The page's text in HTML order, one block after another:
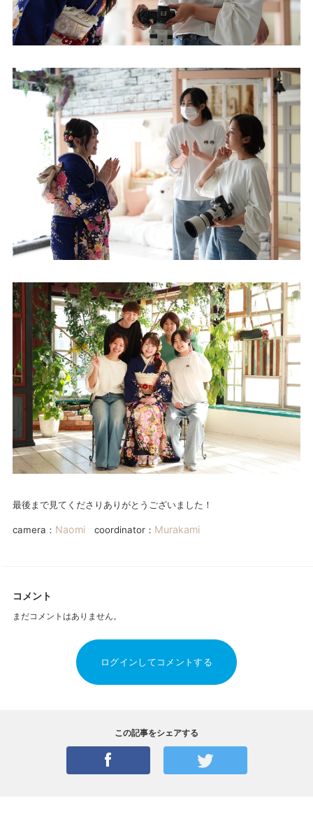
最後まで見てくださりありがとうございました！
camera： Naomi coordinator： Murakami
コメント
まだコメントはありません。
ログインしてコメントする
この記事をシェアする